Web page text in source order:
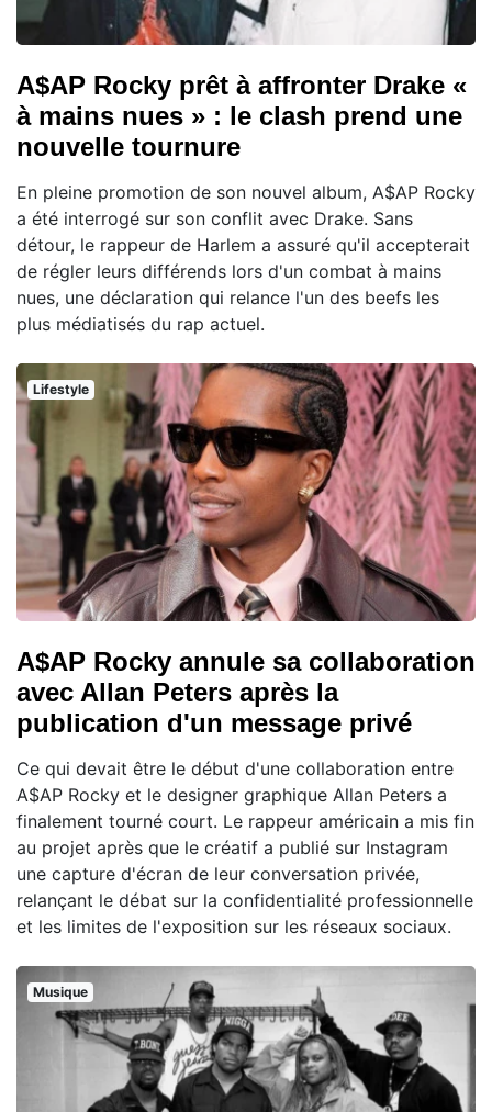
A$AP Rocky prêt à affronter Drake «
à mains nues » : le clash prend une
nouvelle tournure
En pleine promotion de son nouvel album, A$AP Rocky
a été interrogé sur son conflit avec Drake. Sans
détour, le rappeur de Harlem a assuré qu'il accepterait
de régler leurs différends lors d'un combat à mains
nues, une déclaration qui relance l'un des beefs les
plus médiatisés du rap actuel.
Lifestyle
A$AP Rocky annule sa collaboration
avec Allan Peters après la
publication d'un message privé
Ce qui devait être le début d'une collaboration entre
A$AP Rocky et le designer graphique Allan Peters a
finalement tourné court. Le rappeur américain a mis fin
au projet après que le créatif a publié sur Instagram
une capture d'écran de leur conversation privée,
relançant le débat sur la confidentialité professionnelle
et les limites de l'exposition sur les réseaux sociaux.
Musique